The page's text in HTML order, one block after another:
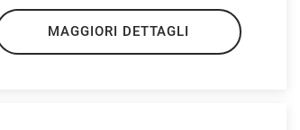
MAGGIORI DETTAGLI